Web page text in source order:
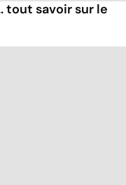
tout savoir sur le